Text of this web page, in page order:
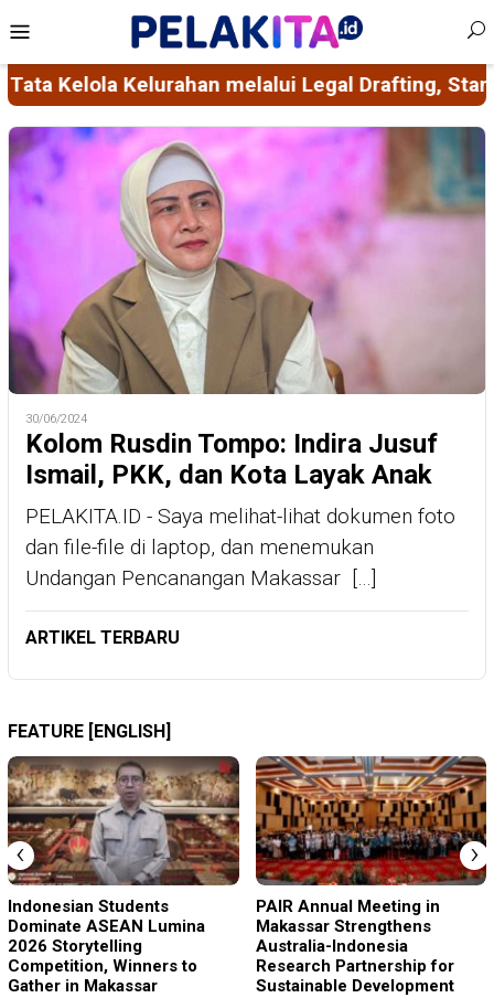
to
content
Menu
Legal Drafting, Standarisasi Administrasi, serta
30/06/2024
Kolom Rusdin Tompo: Indira Jusuf
Ismail, PKK, dan Kota Layak Anak
PELAKITA.ID - Saya melihat-lihat dokumen foto
dan file-file di laptop, dan menemukan
Undangan Pencanangan Makassar […]
ARTIKEL TERBARU
FEATURE [ENGLISH]
Indonesian Students
Dominate ASEAN Lumina
2026 Storytelling
Competition, Winners to
Gather in Makassar
PAIR Annual Meeting in
Makassar Strengthens
Australia-Indonesia
Research Partnership for
Sustainable Development
‹ ›